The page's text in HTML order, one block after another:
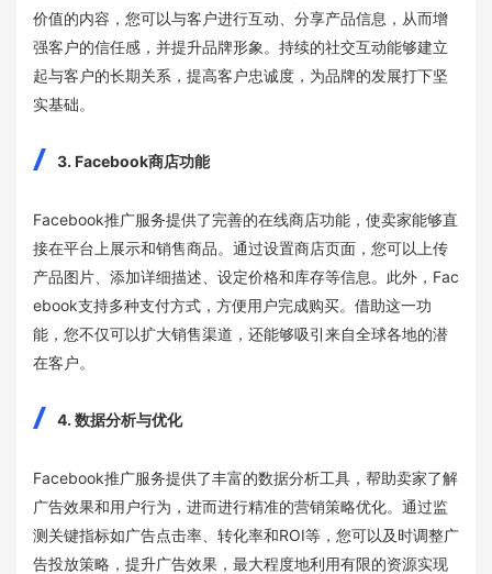
价值的内容，您可以与客户进行互动、分享产品信息，从而增
强客户的信任感，并提升品牌形象。持续的社交互动能够建立
起与客户的长期关系，提高客户忠诚度，为品牌的发展打下坚
实基础。
3. Facebook商店功能
Facebook推广服务提供了完善的在线商店功能，使卖家能够直
接在平台上展示和销售商品。通过设置商店页面，您可以上传
产品图片、添加详细描述、设定价格和库存等信息。此外，Fac
ebook支持多种支付方式，方便用户完成购买。借助这一功
能，您不仅可以扩大销售渠道，还能够吸引来自全球各地的潜
在客户。
4. 数据分析与优化
Facebook推广服务提供了丰富的数据分析工具，帮助卖家了解
广告效果和用户行为，进而进行精准的营销策略优化。通过监
测关键指标如广告点击率、转化率和ROI等，您可以及时调整广
告投放策略，提升广告效果，最大程度地利用有限的资源实现